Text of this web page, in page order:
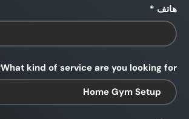
هاتف
What kind of service are you looking for?